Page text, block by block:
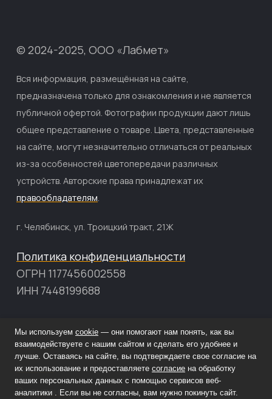
© 2024-2025, ООО «Лабмет»
Вся информация, размещённая на сайте,
предназначена только для ознакомления и не является
публичной офертой. Фотографии продукции дают лишь
общее представление о товаре. Цвета, представленные
на сайте, могут незначительно отличаться от реальных
из-за особенностей цветопередачи различных
устройств. Авторские права принадлежат их
правообладателям.
г. Челябинск, ул. Троицкий тракт, 21Ж
Политика конфиденциальности
ОГРН 1177456002558
ИНН 7448199688
Главная
Каталог
О компании
Мы используем cookie — они помогают нам понять, как вы
взаимодействуете с нашим сайтом и сделать его удобнее и
лучше. Оставаясь на сайте, вы подтверждаете свое согласие на
их использование и предоставляете согласие на обработку
ваших персональных данных с помощью сервисов веб-
аналитики . Если вы не согласны, вам нужно покинуть сайт.